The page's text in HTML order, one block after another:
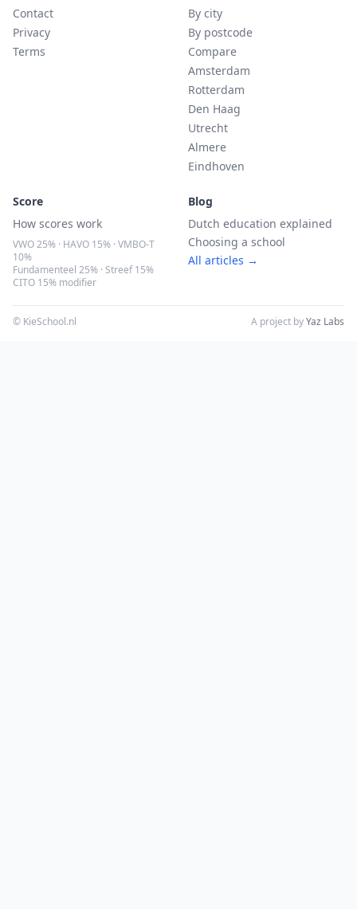
Contact
Privacy
Terms
By city
By postcode
Compare
Amsterdam
Rotterdam
Den Haag
Utrecht
Almere
Eindhoven
Score
How scores work
VWO 25% · HAVO 15% · VMBO-T
10%
Fundamenteel 25% · Streef 15%
CITO 15% modifier
Blog
Dutch education explained
Choosing a school
All articles →
© KieSchool.nl A project byYaz Labs